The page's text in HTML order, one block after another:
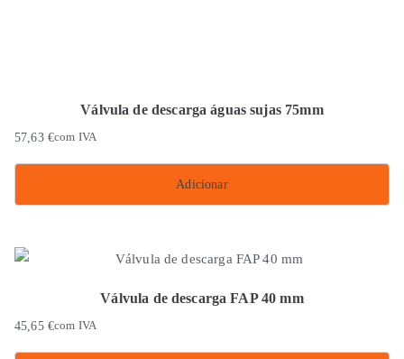
Válvula de descarga águas sujas 75mm
57,63 €com IVA
Adicionar
Válvula de descarga FAP 40 mm
45,65 €com IVA